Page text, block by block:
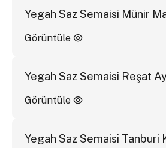
Yegah Saz Semaisi Münir
Görüntüle
Yegah Saz Semaisi Reşat
Görüntüle
Yegah Saz Semaisi Tanburi